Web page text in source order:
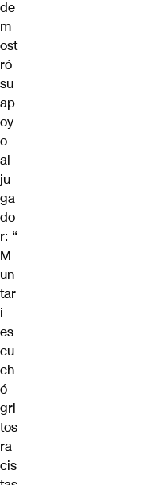
de
m
ost
ró
su
ap
oy
o
al
ju
ga
do
r: “
M
un
tar
i
es
cu
ch
ó
gri
tos
ra
cis